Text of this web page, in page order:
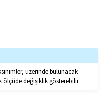
üzerinde bulunacak
değişiklik gösterebilir.